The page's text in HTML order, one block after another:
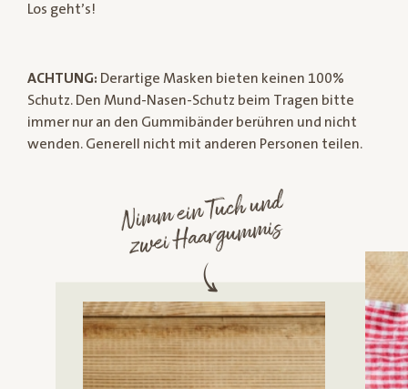
Los geht’s!
ACHTUNG: Derartige Masken bieten keinen 100%
Schutz. Den Mund-Nasen-Schutz beim Tragen bitte
immer nur an den Gummibänder berühren und nicht
wenden. Generell nicht mit anderen Personen teilen.
Ni
m
m ein Tuch und
zwei
Haargu
m
mis